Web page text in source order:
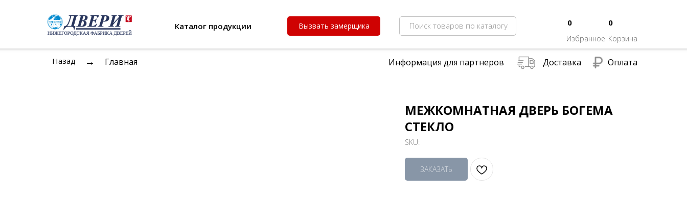
Главная Доставка Оплата
Корзина
0
Избранное
0
Назад
Вызвать замерщика
Каталог продукции Поиск товаров по каталогу
→ Информация для партнеров
МЕЖКОМНАТНАЯ ДВЕРЬ БОГЕМА
СТЕКЛО
SKU:
ЗАКАЗАТЬ